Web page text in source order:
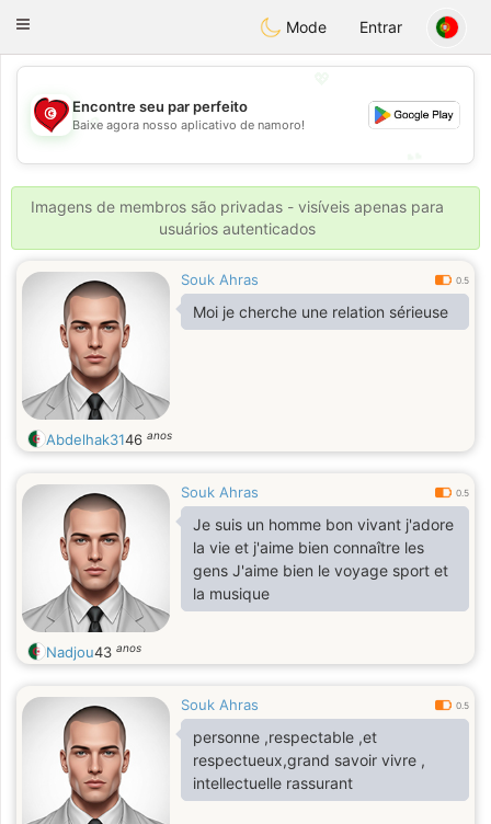
Tunisia Dating
Toggle
Mode Entrar
💖
💕
Encontre seu par perfeito
Baixe agora nosso aplicativo de namoro!
Imagens de membros são privadas - visíveis apenas para
usuários autenticados
Souk Ahras 0.5
Moi je cherche une relation sérieuse
Abdelhak3146 anos
Souk Ahras 0.5
Je suis un homme bon vivant j'adore
la vie et j'aime bien connaître les
gens J'aime bien le voyage sport et
la musique
Nadjou43 anos
Souk Ahras 0.5
personne ,respectable ,et
respectueux,grand savoir vivre ,
intellectuelle rassurant